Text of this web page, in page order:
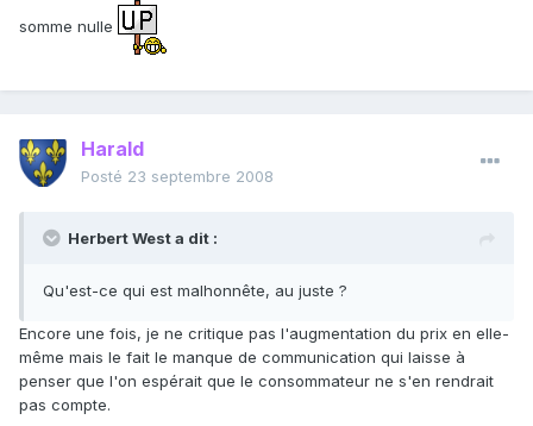
somme nulle
Harald
Posté 23 septembre 2008
Herbert West a dit :
Qu'est-ce qui est malhonnête, au juste ?
Encore une fois, je ne critique pas l'augmentation du prix en elle-
même mais le fait le manque de communication qui laisse à
penser que l'on espérait que le consommateur ne s'en rendrait
pas compte.